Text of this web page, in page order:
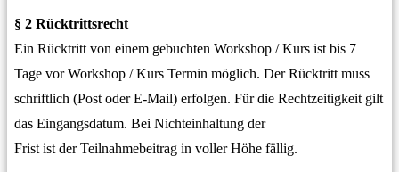
§ 2 Rücktrittsrecht
Ein Rücktritt von einem gebuchten Workshop / Kurs ist bis 7
Tage vor Workshop / Kurs Termin möglich. Der Rücktritt muss
schriftlich (Post oder E-Mail) erfolgen. Für die Rechtzeitigkeit gilt
das Eingangsdatum. Bei Nichteinhaltung der
Frist ist der Teilnahmebeitrag in voller Höhe fällig.